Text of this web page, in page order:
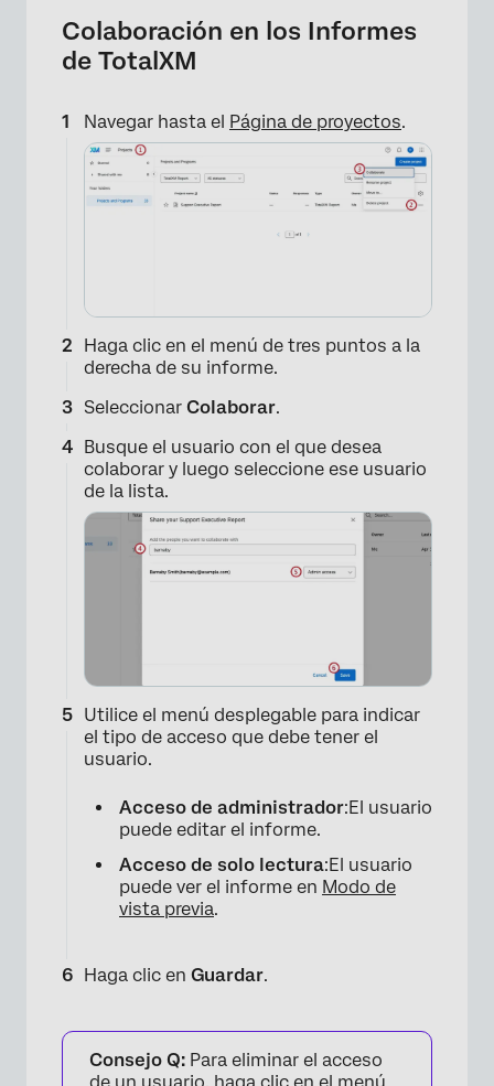
×
Colaboración en los Informes
de TotalXM
Navegar hasta el Página de proyectos.
Haga clic en el menú de tres puntos a la
derecha de su informe.
Seleccionar Colaborar.
Busque el usuario con el que desea
colaborar y luego seleccione ese usuario
de la lista.
Utilice el menú desplegable para indicar
el tipo de acceso que debe tener el
usuario.
Acceso de administrador:El usuario
puede editar el informe.
Acceso de solo lectura:El usuario
puede ver el informe en Modo de
vista previa.
Haga clic en Guardar.
Consejo Q: Para eliminar el acceso